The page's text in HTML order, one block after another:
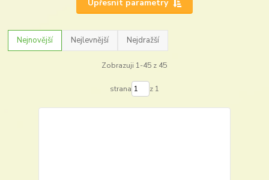
Upřesnit parametry
Nejnovější Nejlevnější Nejdražší
Zobrazuji 1-45 z 45
strana z 1